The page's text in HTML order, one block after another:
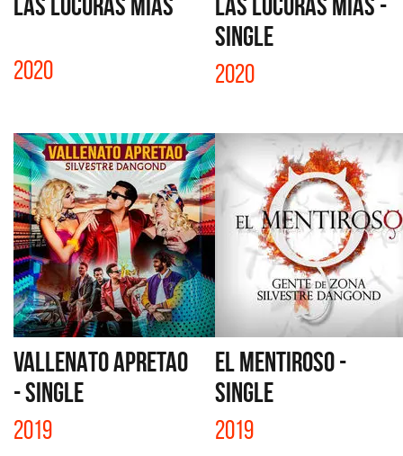
2020
SINGLE
2020
VALLENATO APRETAO
- SINGLE
2019
EL MENTIROSO -
SINGLE
2019